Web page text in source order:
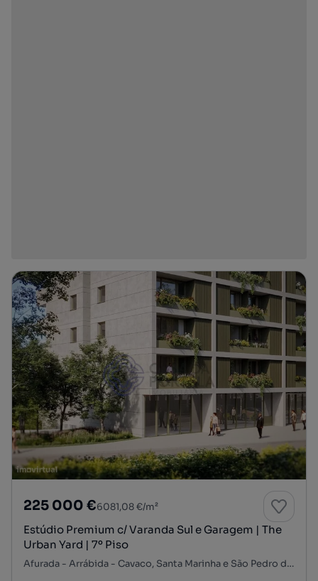
225 000 €6081,08 €/m²
Estúdio Premium c/ Varanda Sul e Garagem | The
Urban Yard | 7º Piso
Afurada - Arrábida - Cavaco, Santa Marinha e São Pedro da Afurada, Vila Nova de Gaia, Porto